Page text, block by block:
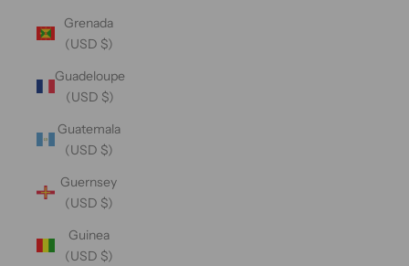
Grenada
(USD $)
Guadeloupe
(USD $)
Guatemala
(USD $)
Guernsey
(USD $)
Guinea
(USD $)